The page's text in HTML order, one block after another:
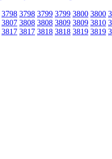
3798 3798 3799 3799 3800 3800
3807 3808 3808 3809 3809 3810
3817 3817 3818 3818 3819 3819